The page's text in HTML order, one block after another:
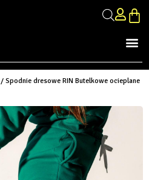
/ Spodnie dresowe RIN Butelkowe ocieplane